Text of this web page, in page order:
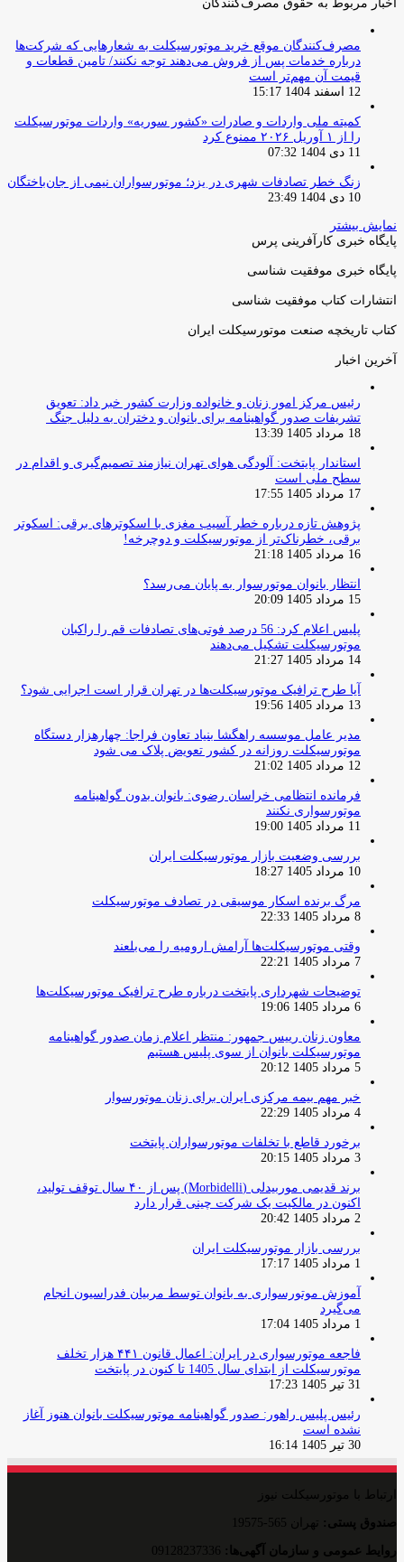
اخبار مربوط به حقوق مصرف‌کنندگان
مصرف‌کنندگان موقع خرید موتورسیکلت به شعارهایی که شرکت‌ها
درباره خدمات پس از فروش می‌دهند توجه نکنند/ تامین قطعات و
قیمت آن مهم‌تر است
12 اسفند 1404 15:17
کمیته ملی واردات و صادرات «کشور سوریه» واردات موتورسیکلت
را از ۱ آوریل ۲۰۲۶ ممنوع کرد
11 دی 1404 07:32
زنگ خطر تصادفات شهری در یزد؛ موتورسواران نیمی از جان‌باختگان
10 دی 1404 23:49
نمایش بیشتر
پایگاه خبری کارآفرینی پرس
پایگاه خبری موفقیت شناسی
انتشارات کتاب موفقیت شناسی
کتاب تاریخچه صنعت موتورسیکلت ایران
آخرین اخبار
رئیس مرکز امور زنان و خانواده وزارت کشور خبر داد: تعویق
تشریفات صدور گواهینامه برای بانوان و دختران به دلیل جنگ
18 مرداد 1405 13:39
استاندار پایتخت: آلودگی هوای تهران نیازمند تصمیم‌گیری و اقدام در
سطح ملی است
17 مرداد 1405 17:55
پژوهش تازه درباره خطر آسیب مغزی با اسکوترهای برقی: اسکوتر
برقی، خطرناک‌تر از موتورسیکلت و دوچرخه!
16 مرداد 1405 21:18
انتظار بانوان موتورسوار به پایان می‌رسد؟
15 مرداد 1405 20:09
پلیس اعلام کرد: 56 درصد فوتی‌های تصادفات قم را راکبان
موتورسیکلت تشکیل می‌دهند
14 مرداد 1405 21:27
آیا طرح ترافیک موتورسیکلت‌ها در تهران قرار است اجرایی شود؟
13 مرداد 1405 19:56
مدیر عامل موسسه راهگشا بنیاد تعاون فراجا: چهارهزار دستگاه
موتورسیکلت روزانه در کشور تعویض پلاک می شود
12 مرداد 1405 21:02
فرمانده انتظامی خراسان رضوی: بانوان بدون گواهینامه
موتورسواری نکنند
11 مرداد 1405 19:00
بررسی وضعیت بازار موتورسیکلت ایران
10 مرداد 1405 18:27
مرگ برنده اسکار موسیقی در تصادف موتورسیکلت
8 مرداد 1405 22:33
وقتی موتورسیکلت‌ها آرامش ارومیه را می‌بلعند
7 مرداد 1405 22:21
توضیحات شهرداری پایتخت درباره طرح ترافیک موتورسیکلت‌ها
6 مرداد 1405 19:06
معاون زنان رییس جمهور: منتظر اعلام زمان صدور گواهینامه
موتورسیکلت بانوان از سوی پلیس هستیم
5 مرداد 1405 20:12
خبر مهم بیمه مرکزی ایران برای زنان موتورسوار
4 مرداد 1405 22:29
برخورد قاطع با تخلفات موتورسواران پایتخت
3 مرداد 1405 20:15
برند قدیمی موربیدلی (Morbidelli) پس از ۴۰ سال توقف تولید،
اکنون در مالکیت یک شرکت چینی قرار دارد
2 مرداد 1405 20:42
بررسی بازار موتورسیکلت ایران
1 مرداد 1405 17:17
آموزش موتورسواری به بانوان توسط مربیان فدراسیون انجام
می‌گیرد
1 مرداد 1405 17:04
فاجعه موتورسواری در ایران: اعمال قانون ۴۴۱ هزار تخلف
موتورسیکلت از ابتدای سال 1405 تا کنون در پایتخت
31 تیر 1405 17:23
رئیس پلیس راهور: صدور گواهینامه موتورسیکلت بانوان هنوز آغاز
نشده است
30 تیر 1405 16:14
ارتباط با موتورسیکلت نیوز
صندوق پستی: تهران 565-19575
روایط عمومی و سازمان آگهی‌ها: